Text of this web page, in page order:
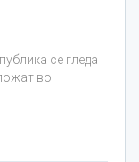
се гледа
во